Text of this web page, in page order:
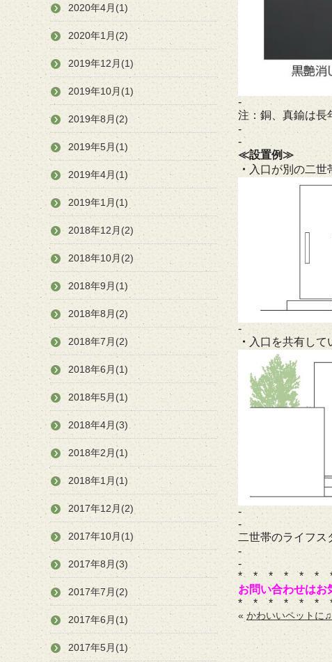
-
注：銅、真鍮は長
-
-
≪設置例≫
・ 入口が別の二世
-
・ 入口を共有して
-
-
二世帯のライフス
-
-
* * * * * *
お問い合わせはお
* * * * * *
«かわいいペットに♫
2020年4月(1)
2020年1月(2)
2019年12月(1)
2019年10月(1)
2019年8月(2)
2019年5月(1)
2019年4月(1)
2019年1月(1)
2018年12月(2)
2018年10月(2)
2018年9月(1)
2018年8月(2)
2018年7月(2)
2018年6月(1)
2018年5月(1)
2018年4月(3)
2018年2月(1)
2018年1月(1)
2017年12月(2)
2017年10月(1)
2017年8月(3)
2017年7月(2)
2017年6月(1)
2017年5月(1)